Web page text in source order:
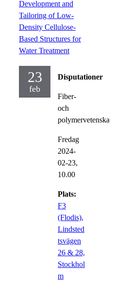
Development and
Tailoring of Low‐
Density Cellulose‐
Based Structures for
Water Treatment
23
feb
Disputationer
Fiber-
och
polymervetenskap
Fredag
2024-
02-23,
10.00
Plats:
F3
(Flodis),
Lindsted
tsvägen
26 & 28,
Stockhol
m